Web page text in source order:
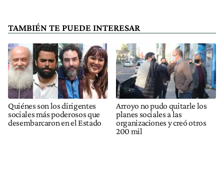
TAMBIÉN TE PUEDE INTERESAR
Quiénes son los dirigentes
sociales más poderosos que
desembarcaron en el Estado
Arroyo no pudo quitarle los
planes sociales a las
organizaciones y creó otros
200 mil